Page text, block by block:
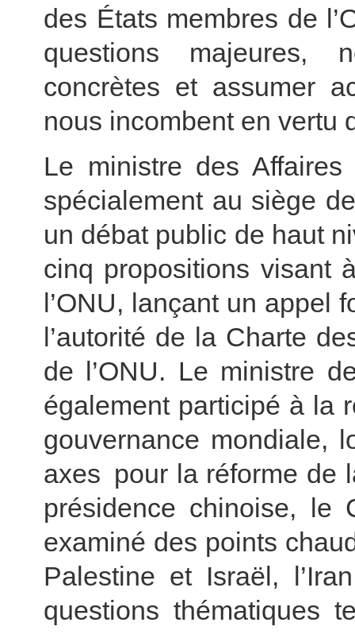
des États membres de
questions majeures,
concrètes et assumer
nous incombent en vertu
Le ministre des Affaires
spécialement au siège
un débat public de haut
cinq propositions visant
l’ONU, lançant un appel
l’autorité de la Charte
de l’ONU. Le ministre
également participé à la
gouvernance mondiale,
axes pour la réforme de
présidence chinoise, le
examiné des points
Palestine et Israël,
questions thématiques